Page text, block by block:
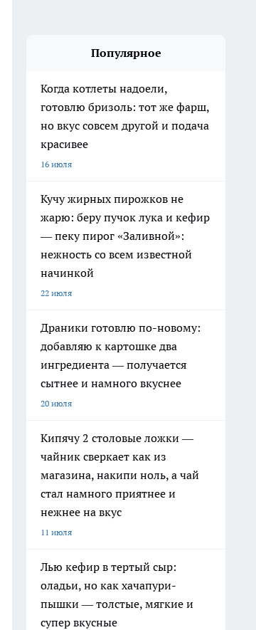
Популярное
Когда котлеты надоели,
готовлю бризоль: тот же фарш,
но вкус совсем другой и подача
красивее
16 июля
Кучу жирных пирожков не
жарю: беру пучок лука и кефир
— пеку пирог «Заливной»:
нежность со всем известной
начинкой
22 июля
Драники готовлю по-новому:
добавляю к картошке два
ингредиента — получается
сытнее и намного вкуснее
20 июля
Кипячу 2 столовые ложки —
чайник сверкает как из
магазина, накипи ноль, а чай
стал намного приятнее и
нежнее на вкус
11 июля
Лью кефир в тертый сыр:
оладьи, но как хачапури-
пышки — толстые, мягкие и
супер вкусные